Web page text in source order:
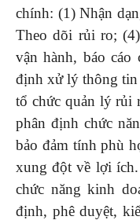
chính: (1) Nhận
Theo dõi rủi ro;
vận hành, báo cáo
định xử lý thông tin
tổ chức quản lý rủi
phân định chức
bảo đảm tính phù
xung đột về lợi ích.
chức năng kinh
định, phê duyệt,